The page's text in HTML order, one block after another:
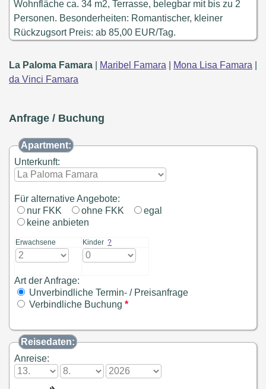
Wohnfläche ca. 34 m2, Terrasse, belegbar mit bis zu 2
Personen. Besonderheiten: Romantischer, kleiner
Rückzugsort Preis: ab 85,00 EUR/Tag.
La Paloma Famara Maribel Famara Mona Lisa Famara
da Vinci Famara
Anfrage / Buchung
Apartment:
Unterkunft:
Für alternative Angebote:
nur FKK
ohne FKK
egal
keine anbieten
Erwachsene Kinder?
Art der Anfrage:
Unverbindliche Termin- / Preisanfrage
Verbindliche Buchung*
Reisedaten:
Anreise: